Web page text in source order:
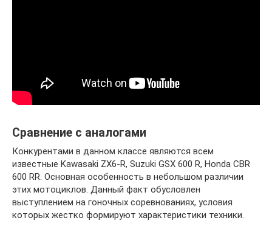
Сравнение с аналогами
Конкурентами в данном классе являются всем
известные Kawasaki ZX6-R, Suzuki GSX 600 R, Honda CBR
600 RR. Основная особенность в небольшом различии
этих мотоциклов. Данный факт обусловлен
выступлением на гоночных соревнованиях, условия
которых жестко формируют характеристики техники.